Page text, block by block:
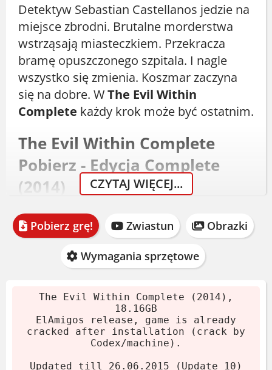
Detektyw Sebastian Castellanos jedzie na
miejsce zbrodni. Brutalne morderstwa
wstrząsają miasteczkiem. Przekracza
bramę opuszczonego szpitala. I nagle
wszystko się zmienia. Koszmar zaczyna
się na dobre. WThe Evil Within
Complete każdy krok może być ostatnim.
The Evil Within Complete
Pobierz - Edycja Complete
(2014)
Pełna edycja gry z 2014 roku,
zaktualizowana do Update 10. Rozmiar
archiwum to 18.16 GB. Po rozpakowaniu
zajmuje około 20 GB. Wydanie ElAmigos
musisz szukać osobno. Instalacja jest
prosta:
Wypakuj archiwum (7-Zip lub
WinRAR).
CZYTAJ WIĘCEJ...
Pobierz grę! Zwiastun Obrazki
Wymagania sprzętowe
The Evil Within Complete (2014),
18.16GB
ElAmigos release, game is already
cracked after installation (crack by
Codex/machine).
Updated till 26.06.2015 (Update 10)